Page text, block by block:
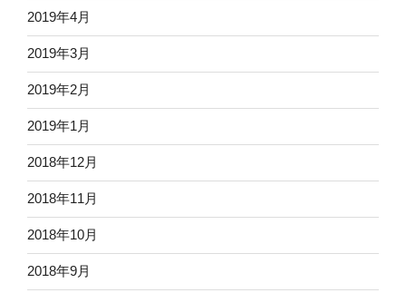
2019年4月
2019年3月
2019年2月
2019年1月
2018年12月
2018年11月
2018年10月
2018年9月